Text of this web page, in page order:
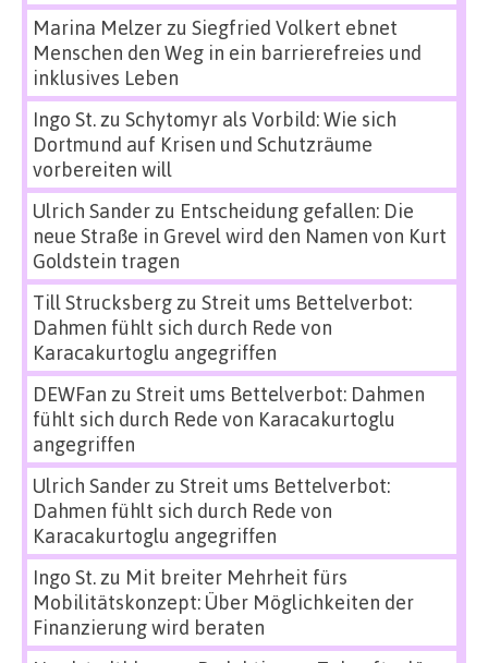
Marina Melzerzu Siegfried Volkert ebnet
Menschen den Weg in ein barrierefreies und
inklusives Leben
Ingo St.zu Schytomyr als Vorbild: Wie sich
Dortmund auf Krisen und Schutzräume
vorbereiten will
Ulrich Sanderzu Entscheidung gefallen: Die
neue Straße in Grevel wird den Namen von Kurt
Goldstein tragen
Till Strucksbergzu Streit ums Bettelverbot:
Dahmen fühlt sich durch Rede von
Karacakurtoglu angegriffen
DEWFan zu Streit ums Bettelverbot: Dahmen
fühlt sich durch Rede von Karacakurtoglu
angegriffen
Ulrich Sanderzu Streit ums Bettelverbot:
Dahmen fühlt sich durch Rede von
Karacakurtoglu angegriffen
Ingo St.zu Mit breiter Mehrheit fürs
Mobilitätskonzept: Über Möglichkeiten der
Finanzierung wird beraten